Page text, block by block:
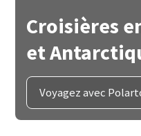
Croisières
et
Voyagez avec